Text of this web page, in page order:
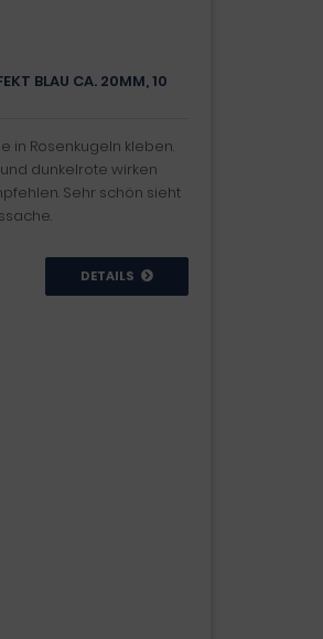
BLAU CA. 20MM, 10
in Rosenkugeln kleben.
dunkelrote wirken
Sehr schön sieht
DETAILS